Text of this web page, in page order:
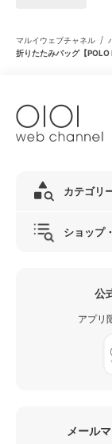
マルイウェブチャネル /
折りたたみバッグ【POLO
カテゴリ
ショップ
公
アプリ
メール